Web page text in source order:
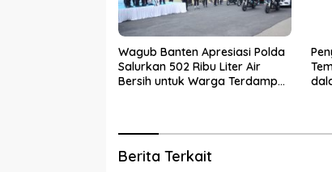
Wagub Banten Apresiasi Polda
Salurkan 502 Ribu Liter Air
Bersih untuk Warga Terdampak
Berita Terkait